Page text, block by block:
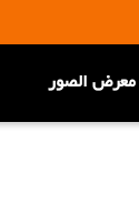
معرض الصور